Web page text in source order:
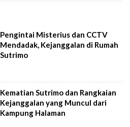
Pengintai Misterius dan CCTV
Mendadak, Kejanggalan di Rumah
Sutrimo
Kematian Sutrimo dan Rangkaian
Kejanggalan yang Muncul dari
Kampung Halaman